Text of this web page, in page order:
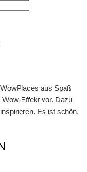
aus Spaß
Effekt vor. Dazu
Es ist schön,